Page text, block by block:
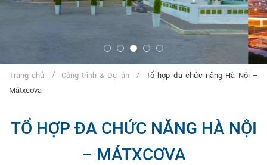
Trang chủ Công trình & Dự án
Tổ hợp đa chức năng Hà Nội –
Mátxcơva
TỔ HỢP ĐA CHỨC NĂNG HÀ NỘI
– MÁTXCƠVA